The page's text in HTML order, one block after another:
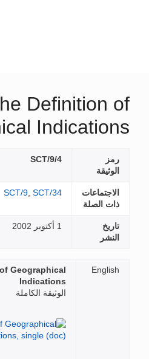
Definition of
Indications
رمز
الوثيقة
SCT/9/4
الاجتماعات
ذات الصلة
SCT/9 SCT/34
تاريخ
النشر
1 أكتوبر 2002
English
Geographical
Indications
الوثيقة الكاملة